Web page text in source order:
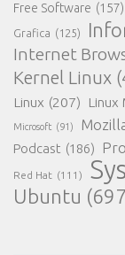
Free Software (157)
Grafica (125)
Internet
Kernel Linux
Linux (207) Linux
Microsoft (91)
Podcast (186)
Red Hat (111)
Ubuntu